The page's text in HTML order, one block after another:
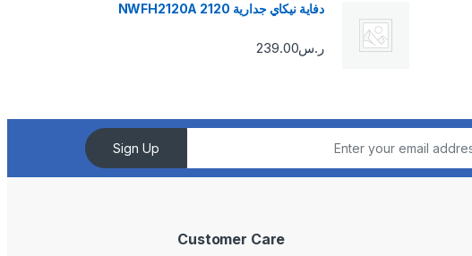
دفاية نيكاي جدارية 2120 NWFH2120A
ر.س239.00
Sign Up
Customer Care